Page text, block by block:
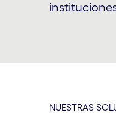
NUESTRAS